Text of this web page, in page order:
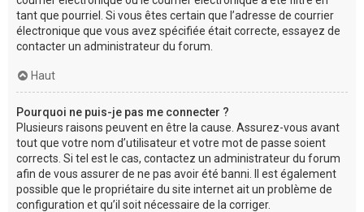
tant que pourriel. Si vous êtes certain que l’adresse de courrier
électronique que vous avez spécifiée était correcte, essayez de
contacter un administrateur du forum.
Haut
Pourquoi ne puis-je pas me connecter ?
Plusieurs raisons peuvent en être la cause. Assurez-vous avant
tout que votre nom d’utilisateur et votre mot de passe soient
corrects. Si tel est le cas, contactez un administrateur du forum
afin de vous assurer de ne pas avoir été banni. Il est également
possible que le propriétaire du site internet ait un problème de
configuration et qu’il soit nécessaire de la corriger.